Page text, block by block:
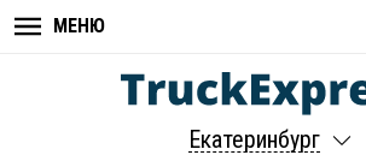
МЕНЮ
Екатеринбург